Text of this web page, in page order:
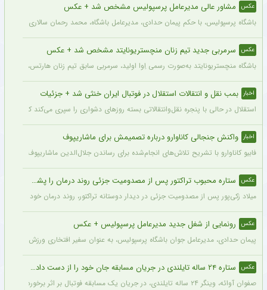
عکس مشاور عالی مدیرعامل پرسپولیس مشخص شد + عکس
باشگاه پرسپولیس، با حکم پیمان حدادی، مدیرعامل باشگاه، محمد رحمان سالاری به
عکس سرمربی جدید تیم زنان منچستریونایتد مشخص شد + عکس
باشگاه منچستریونایتد به‌صورت رسمی اِوا اولید، سرمربی سابق تیم زنان هارتس، را
اخبار بمب نقل و انتقالات استقلال در فوتبال ایران خنثی شد + جزئیات
استقلال در حالی با پنجره نقل‌وانتقالاتی بسته روزهای دشواری را سپری می‌کند که در
اخبار واکنش جنجالی کاناوارو درباره تصمیمش برای ماشاریپوف
فابیو کاناوارو با تشریح تلاش‌های انجام‌شده برای رساندن جلال‌الدین ماشاریپوف به
عکس ستاره محبوب تراکتور پس از مصدومیت جزئی روند درمان را پشت سر گذاشت + عکس
میلاد زکی‌پور پس از مصدومیت جزئی در دیدار دوستانه تراکتور، روند درمان خود را
عکس رونمایی از شغل جدید مدیرعامل پرسپولیس + عکس
پیمان حدادی، مدیرعامل جوان باشگاه پرسپولیس، به عنوان سفیر افتخاری ورزش چوگان
عکس ستاره ۲۴ ساله تایلندی در جریان مسابقه جان خود را از دست داد + عکس
صفوان آوائه، وینگر ۲۴ ساله تایلندی، در جریان یک مسابقه فوتبال بر اثر برخورد صاعقه جان خود را از دست داد.